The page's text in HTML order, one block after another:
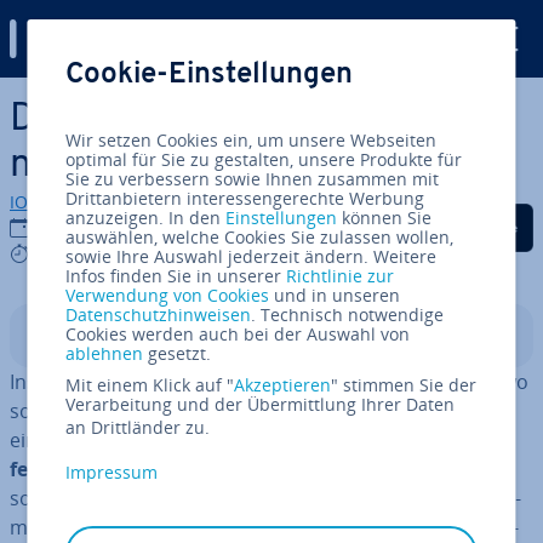
Zum Haupt­in­halt springen
Die besten Instagram-Al­ter­
na­ti­ven im Überblick
IONOS Redaktion
17.01.2022
9 mins
Auf Facebook teilen
Auf Twitter teilen
Auf LinkedIn
In­halts­ver­zeich­nis
Instagram ist das Bil­der­netz­werk schlecht­hin. Nirgendwo
sonst können Smart­phone-Fo­to­gra­fen so schnell und
einfachSchnapp­schüs­se
fent­lich­keit teilen
sowie als Web­an­wen­dung er­hält­li­che App bei Un­ter­neh­
men und In­fluen­cern als absolute Nummer 1, was In­ter­
Cookie-Einstellungen
Wir setzen Cookies ein, um unsere Webseiten
optimal für Sie zu gestalten, unsere Produkte für
Sie zu verbessern sowie Ihnen zusammen mit
Drittanbietern interessengerechte Werbung
anzuzeigen. In den Einstellungen können Sie
auswählen, welche Cookies Sie zulassen wollen,
sowie Ihre Auswahl jederzeit ändern. Weitere
Infos finden Sie in unserer Richtlinie zur
Verwendung von Cookies und in unseren
Datenschutzhinweisen. Technisch notwendige
Cookies werden auch bei der Auswahl von
ablehnen gesetzt.
Mit einem Klick auf "Akzeptieren" stimmen Sie der
Verarbeitung und der Übermittlung Ihrer Daten
an Drittländer zu.
Impressum